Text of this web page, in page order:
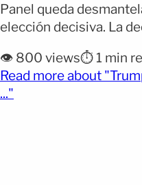
Panel queda
elección decisiva. La
definirán qué partido
Estados Unidos. La
el presidente Donald
👁️ 800 views⏱️ 1 min
Read more about
..."